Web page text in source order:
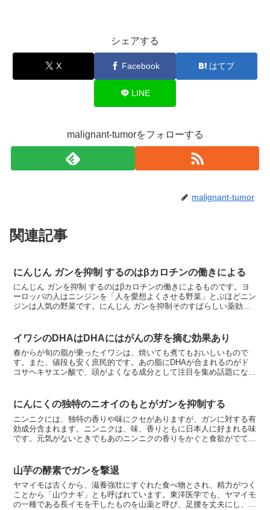
シェアする
X Facebook はてブ
LINE
malignant-tumorをフォローする
malignant-tumor
関連記事
にんじん ガンを抑制 するのはβカロチンの働きによる
にんじん ガンを抑制 するのはβカロチンの働きによるものです。ヨ
ーロッパの人はニンジンを「人を愛想よくさせる野菜」とぶほどニン
ジンは人気の野菜です。にんじん ガンを抑制そのすばらしい薬効に
イワシのDHAはDHAにはがんの芽を摘む効果あり
春からが旬の脂が乗ったイワシは、焼いても煮てもおいしいもので
す。また、値段も安く庶民的です。あの脂にDHAが合まれるのがド
コサヘキサエン酸で、頭がよくなる成分として注目を集め話題になっ
にんにくの独特のニオイのもとがガンを抑制する
ニンニクには、独特の香りや味にクセがありますが、ガンに対する有
効成分含まれます。ニンニクは、味、香りともに日本人に好まれる味
です。元気がないときでもあのニンニクの香りをかぐと食欲がでてき
山芋の酵素でガンを撃退
ヤマイモは古くから、滋養強壮にすぐれた食べ物とされ、精力がつく
ことから「山ウナギ」とも呼ばれています。東洋医学でも、ヤマイモ
の一種である長イモを干したものを山薬と呼び、足腰を丈夫にし、虚